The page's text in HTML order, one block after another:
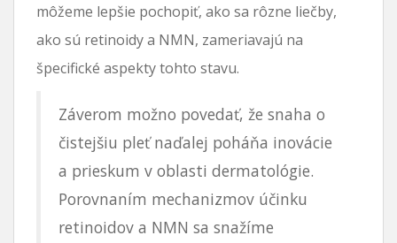
môžeme lepšie pochopiť, ako sa rôzne liečby,
ako sú retinoidy a NMN, zameriavajú na
špecifické aspekty tohto stavu.
Záverom možno povedať, že snaha o
čistejšiu pleť naďalej poháňa inovácie
a prieskum v oblasti dermatológie.
Porovnaním mechanizmov účinku
retinoidov a NMN sa snažíme